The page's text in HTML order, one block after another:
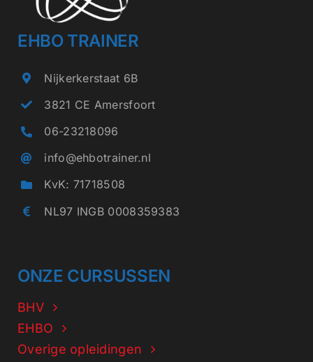
worden
op
productpagina
EHBO TRAINER
Nijkerkerstaat 6B
3821 CE Amersfoort
06-23218096
info@ehbotrainer.nl
KvK: 71718508
NL97 INGB 0008359383
ONZE CURSUSSEN
BHV
EHBO
Overige opleidingen